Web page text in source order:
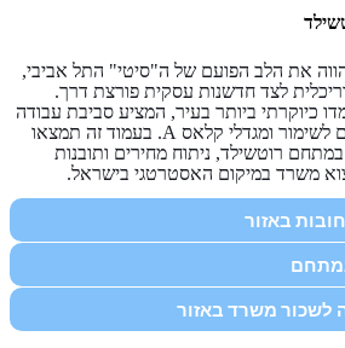
את הלב הפועם של ה"סיטי" התל אביבי,
לצד חדשנות עסקית פורצת דרך.
כיוקרתי ביותר בעיר, המציע סביבת עבודה
מעוררת השראה בין בניינים לשימור ומגדלי קלאס A. בעמוד זה תמצאו
רוטשילד, ניתוח מחירים ותובנות
משרד במיקום האסטרטגי בישראל.
באזור